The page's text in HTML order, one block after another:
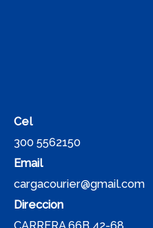
Cel
300 5562150
Email
cargacourier@gmail.com
Direccion